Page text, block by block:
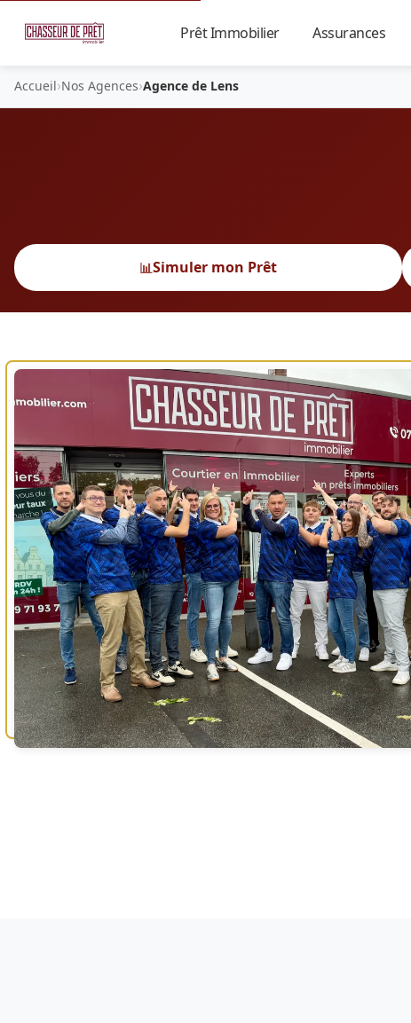
Prêt Immobilier Assurances
Accueil›Nos Agences›Agence de Lens
📊Simuler mon Prêt